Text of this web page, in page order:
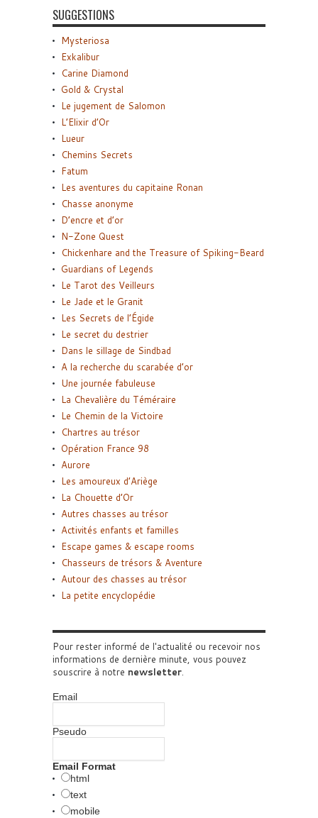
SUGGESTIONS
Mysteriosa
Exkalibur
Carine Diamond
Gold & Crystal
Le jugement de Salomon
L’Elixir d’Or
Lueur
Chemins Secrets
Fatum
Les aventures du capitaine Ronan
Chasse anonyme
D’encre et d’or
N-Zone Quest
Chickenhare and the Treasure of Spiking-Beard
Guardians of Legends
Le Tarot des Veilleurs
Le Jade et le Granit
Les Secrets de l’Égide
Le secret du destrier
Dans le sillage de Sindbad
A la recherche du scarabée d’or
Une journée fabuleuse
La Chevalière du Téméraire
Le Chemin de la Victoire
Chartres au trésor
Opération France 98
Aurore
Les amoureux d’Ariège
La Chouette d’Or
Autres chasses au trésor
Activités enfants et familles
Escape games & escape rooms
Chasseurs de trésors & Aventure
Autour des chasses au trésor
La petite encyclopédie
Pour rester informé de l'actualité ou recevoir nos
informations de dernière minute, vous pouvez
souscrire à notre newsletter.
Email
Pseudo
Email Format
html
text
mobile